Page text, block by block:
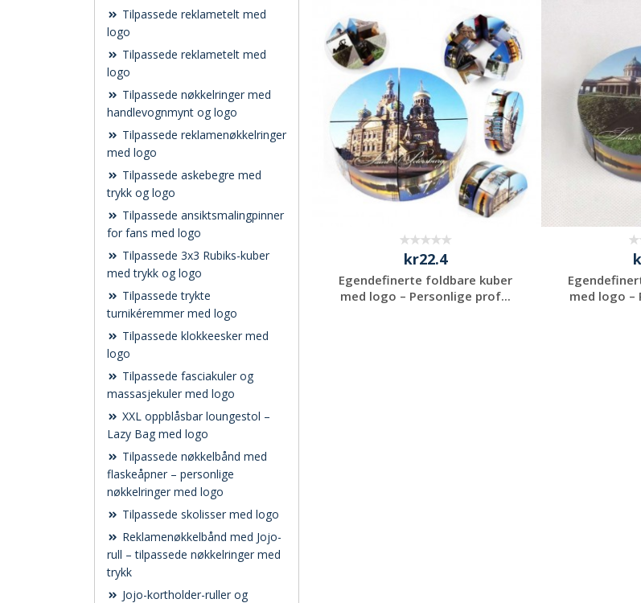
Tilpassede reklametelt med
logo
Tilpassede reklametelt med
logo
Tilpassede nøkkelringer med
handlevognmynt og logo
Tilpassede reklamenøkkelringer
med logo
Tilpassede askebegre med
trykk og logo
Tilpassede ansiktsmalingpinner
for fans med logo
Tilpassede 3x3 Rubiks-kuber
med trykk og logo
Tilpassede trykte
turnikéremmer med logo
Tilpassede klokkeesker med
logo
Tilpassede fasciakuler og
massasjekuler med logo
XXL oppblåsbar loungestol –
Lazy Bag med logo
Tilpassede nøkkelbånd med
flaskeåpner – personlige
nøkkelringer med logo
Tilpassede skolisser med logo
Reklamenøkkelbånd med Jojo-
rull – tilpassede nøkkelringer med
trykk
Jojo-kortholder-ruller og
uforpliktende
kr22.4
Egendefinerte foldbare kuber
med logo – Personlige prof...
med logo –